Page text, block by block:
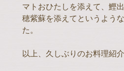
マトおひたしを添えて、鰹
穂紫蘇を添えてというよう
た。
以上、久しぶりのお料理紹